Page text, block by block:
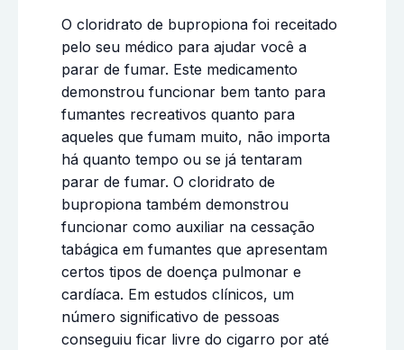
O cloridrato de bupropiona foi receitado
pelo seu médico para ajudar você a
parar de fumar. Este medicamento
demonstrou funcionar bem tanto para
fumantes recreativos quanto para
aqueles que fumam muito, não importa
há quanto tempo ou se já tentaram
parar de fumar. O cloridrato de
bupropiona também demonstrou
funcionar como auxiliar na cessação
tabágica em fumantes que apresentam
certos tipos de doença pulmonar e
cardíaca. Em estudos clínicos, um
número significativo de pessoas
conseguiu ficar livre do cigarro por até